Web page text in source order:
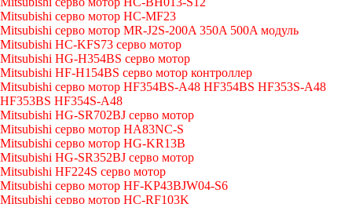
Mitsubishi серво мотор HC-MF23
Mitsubishi серво мотор MR-J2S-200A 350A 500A модуль
Mitsubishi HC-KFS73 серво мотор
Mitsubishi HG-H354BS серво мотор
Mitsubishi HF-H154BS серво мотор контроллер
Mitsubishi серво мотор HF354BS-A48 HF354BS HF353S-A48
HF353BS HF354S-A48
Mitsubishi HG-SR702BJ серво мотор
Mitsubishi серво мотор HA83NC-S
Mitsubishi серво мотор HG-KR13B
Mitsubishi HG-SR352BJ серво мотор
Mitsubishi HF224S серво мотор
Mitsubishi серво мотор HF-KP43BJW04-S6
Mitsubishi серво мотор HC-RF103K